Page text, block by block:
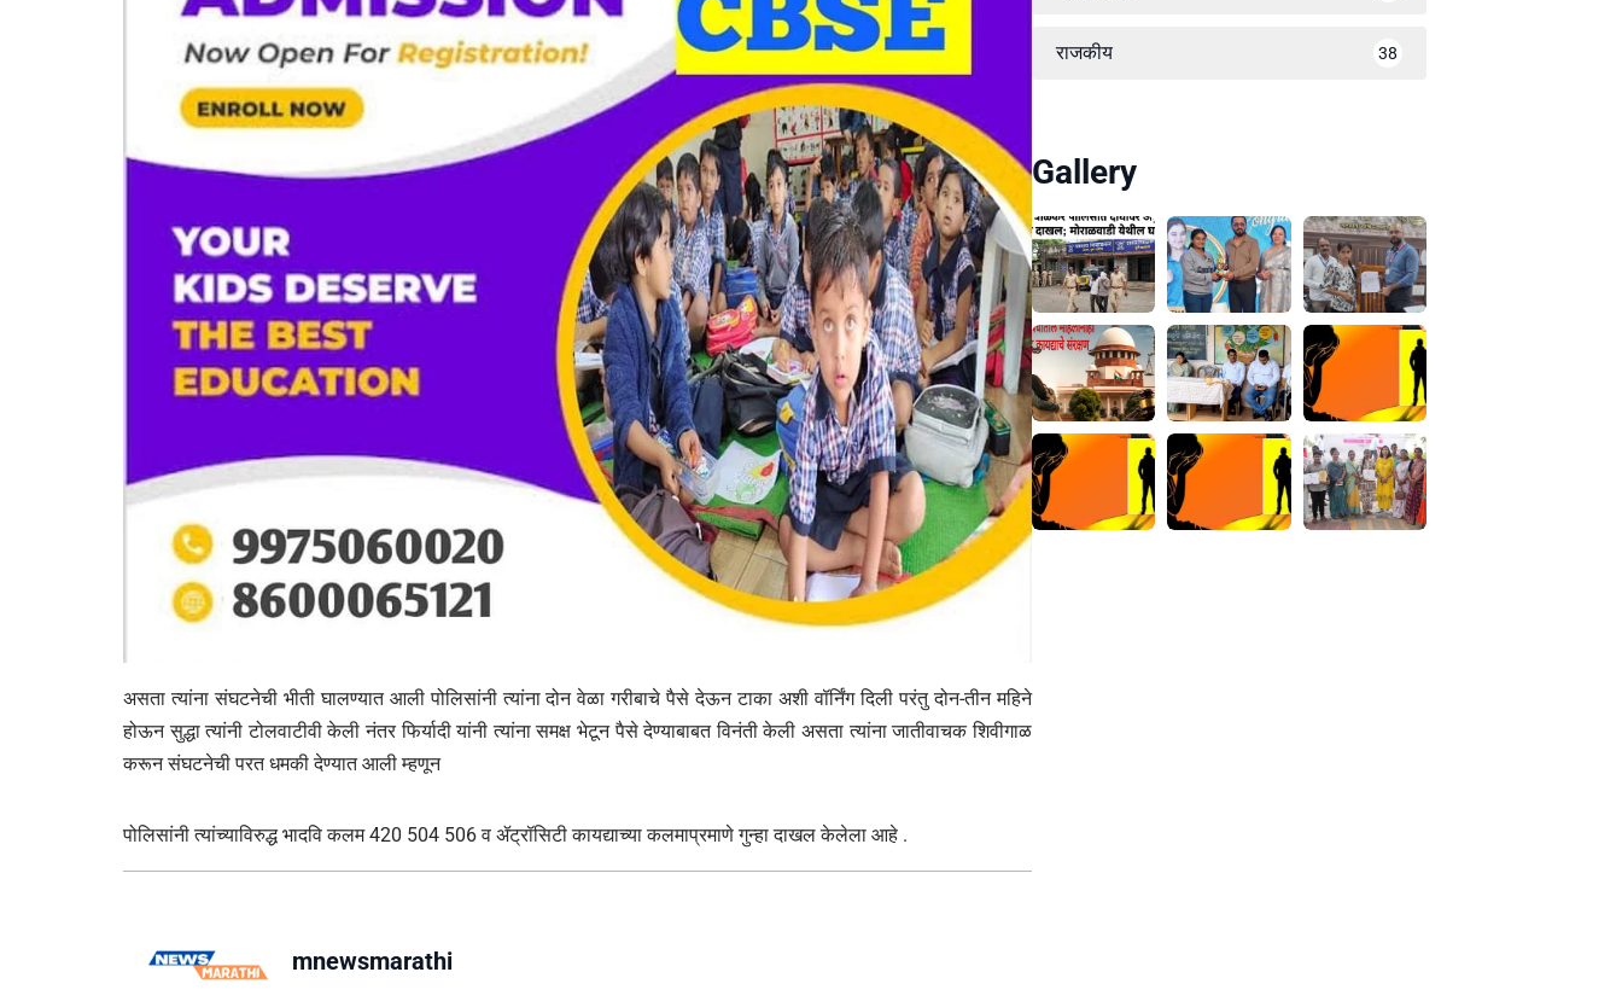
असता त्यांना संघटनेची भीती घालण्यात आली पोलिसांनी त्यांना दोन वेळा गरीबाचे पैसे देऊन टाका अशी वॉर्निंग दिली परंतु दोन-तीन महिने
होऊन सुद्धा त्यांनी टोलवाटीवी केली नंतर फिर्यादी यांनी त्यांना समक्ष भेटून पैसे देण्याबाबत विनंती केली असता त्यांना जातीवाचक शिवीगाळ
करून संघटनेची परत धमकी देण्यात आली म्हणून
पोलिसांनी त्यांच्याविरुद्ध भादवि कलम 420 504 506 व ॲट्रॉसिटी कायद्याच्या कलमाप्रमाणे गुन्हा दाखल केलेला आहे .
mnewsmarathi
राजकीय 38
Gallery